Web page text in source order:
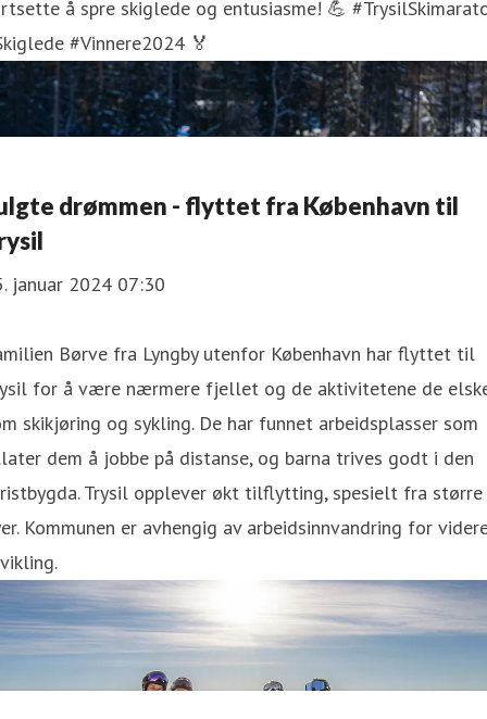
å spre skiglede og entusiasme! 💪
#Vinnere2024 🏅
drømmen - flyttet fra København til
januar 2024 07:30
Børve fra Lyngby utenfor København har flyttet til
for å være nærmere fjellet og de aktivitetene de
skikjøring og sykling. De har funnet arbeidsplasser som
dem å jobbe på distanse, og barna trives godt i den
Trysil opplever økt tilflytting, spesielt fra større
Kommunen er avhengig av arbeidsinnvandring for